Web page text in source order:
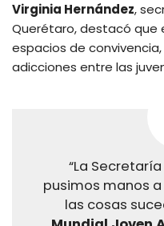
Virginia Hernández,
Querétaro, destacó que
espacios de
adicciones entre las
“La
pusimos manos
las cosas